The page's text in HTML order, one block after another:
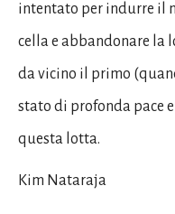
intentato per indurre il
cella e abbandonare la
da vicino il primo
stato di profonda pace
questa lotta.
Kim Nataraja